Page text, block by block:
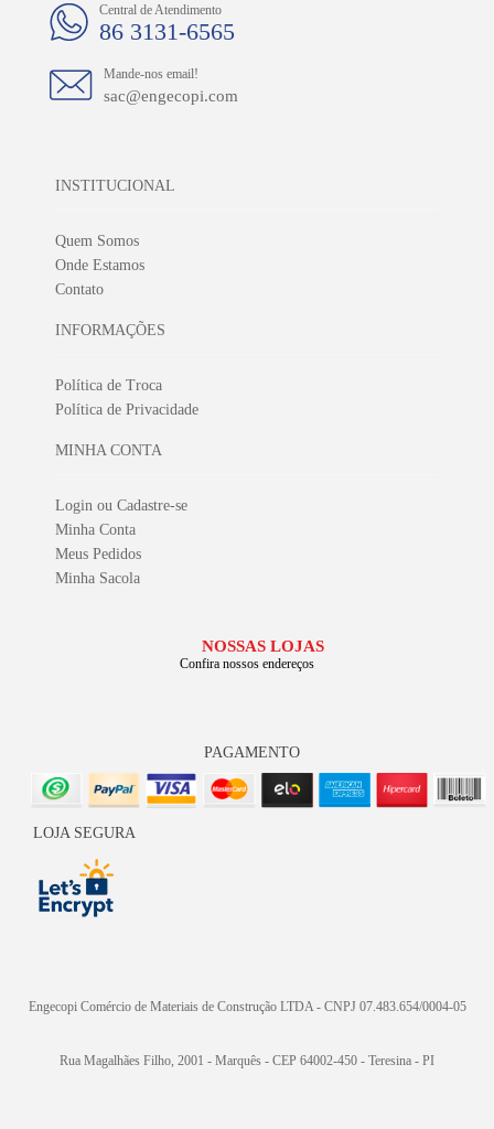
Central de Atendimento
86 3131-6565
Mande-nos email!
sac@engecopi.com
INSTITUCIONAL
Quem Somos
Onde Estamos
Contato
INFORMAÇÕES
Política de Troca
Política de Privacidade
MINHA CONTA
Login ou Cadastre-se
Minha Conta
Meus Pedidos
Minha Sacola
NOSSAS LOJAS
Confira nossos endereços
PAGAMENTO
LOJA SEGURA
Engecopi Comércio de Materiais de Construção LTDA - CNPJ 07.483.654/0004-05
Rua Magalhães Filho, 2001 - Marquês - CEP 64002-450 - Teresina - PI